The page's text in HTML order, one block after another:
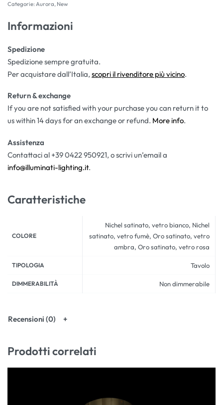
Categorie: Aurora, New
Informazioni
Spedizione
Spedizione sempre gratuita.
Per acquistare dall’Italia, scopri il rivenditore più vicino.
Return & exchange
If you are not satisfied with your purchase you can return it to
us within 14 days for an exchange or refund. More info.
Assistenza
Contattaci al +39 0422 950921, o scrivi un’email a
info@illuminati-lighting.it.
Caratteristiche
COLORE
Nichel satinato, vetro bianco, Nichel
satinato, vetro fumè, Oro satinato, vetro
ambra, Oro satinato, vetro rosa
TIPOLOGIA Tavolo
DIMMERABILITÀ Non dimmerabile
Recensioni (0)
Prodotti correlati